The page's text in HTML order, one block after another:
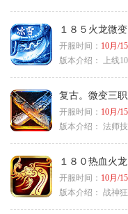
１８５火龙微变
开服时间： 10月/
版本介绍：
上线
复古。微变三
开服时间： 10月/
版本介绍： 法师技
１８０热血火龙
开服时间： 10月/
版本介绍： 战神